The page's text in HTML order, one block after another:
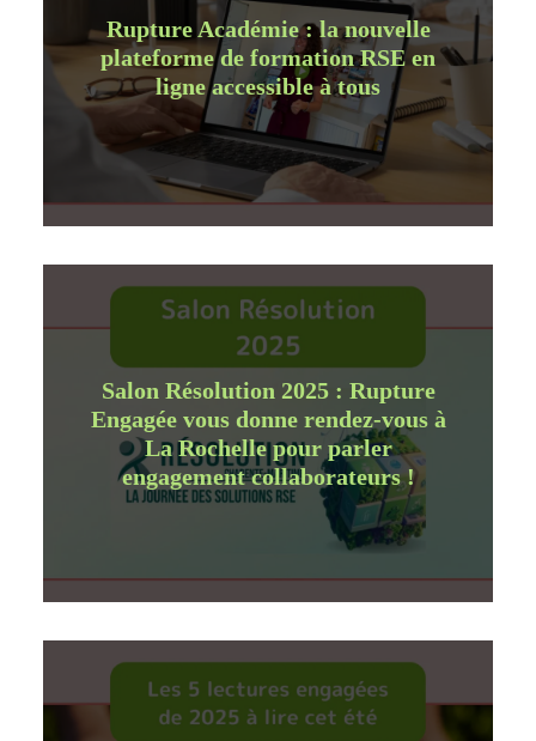
Rupture Académie : la nouvelle
plateforme de formation RSE en
ligne accessible à tous
Salon Résolution 2025 : Rupture
Engagée vous donne rendez-vous à
La Rochelle pour parler
engagement collaborateurs !